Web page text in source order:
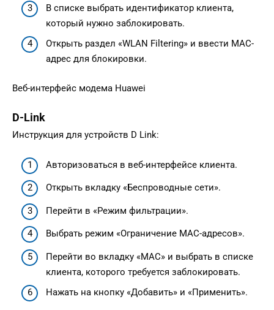
В списке выбрать идентификатор клиента,
который нужно заблокировать.
Открыть раздел «WLAN Filtering» и ввести MAC-
адрес для блокировки.
Веб-интерфейс модема Huawei
D-Link
Инструкция для устройств D Link:
Авторизоваться в веб-интерфейсе клиента.
Открыть вкладку «Беспроводные сети».
Перейти в «Режим фильтрации».
Выбрать режим «Ограничение MAC-адресов».
Перейти во вкладку «MAC» и выбрать в списке
клиента, которого требуется заблокировать.
Нажать на кнопку «Добавить» и «Применить».